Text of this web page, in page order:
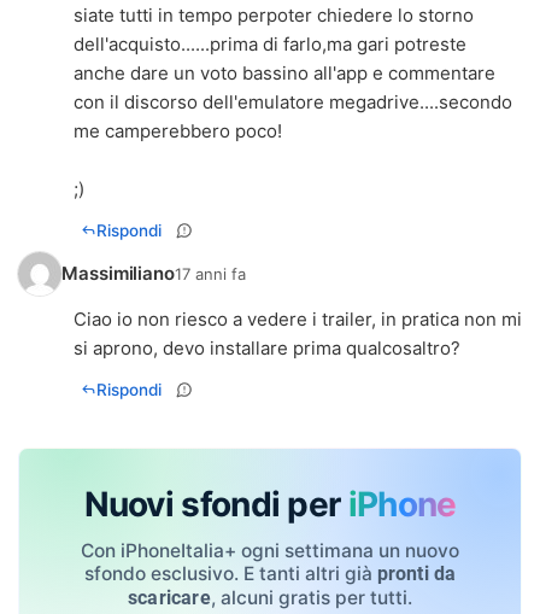
siate tutti in tempo perpoter chiedere lo storno
dell'acquisto......prima di farlo,ma gari potreste
anche dare un voto bassino all'app e commentare
con il discorso dell'emulatore megadrive....secondo
me camperebbero poco!
;)
Rispondi
Massimiliano17 anni fa
Ciao io non riesco a vedere i trailer, in pratica non mi
si aprono, devo installare prima qualcosaltro?
Rispondi
Nuovi sfondi per iPhone
Con iPhoneItalia+ ogni settimana un nuovo
sfondo esclusivo. E tanti altri già pronti da
scaricare, alcuni gratis per tutti.